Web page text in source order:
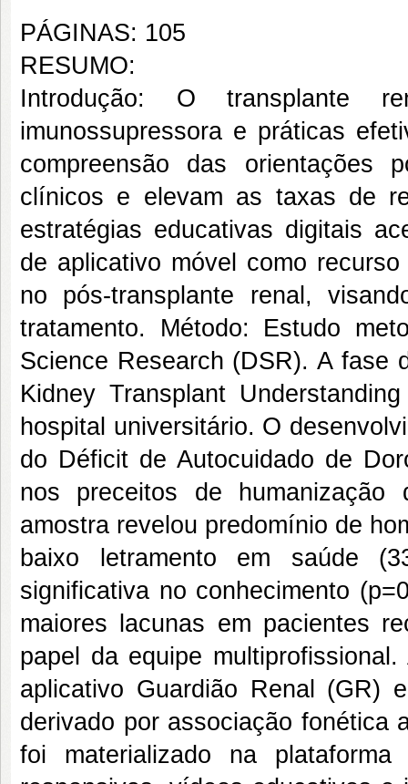
PÁGINAS: 105
RESUMO:
Introdução: O transplante
imunossupressora e práticas
compreensão das orientações
clínicos e elevam as taxas de
estratégias educativas digitais
de aplicativo móvel como
no pós-transplante renal,
tratamento. Método: Estudo
Science Research (DSR). A fase
Kidney Transplant
hospital universitário. O
do Déficit de Autocuidado de
nos preceitos de
amostra revelou predomínio de
baixo letramento em saúde
significativa no conhecimento
maiores lacunas em pacientes
papel da equipe
aplicativo Guardião Renal (GR)
derivado por associação fonética
foi materializado na